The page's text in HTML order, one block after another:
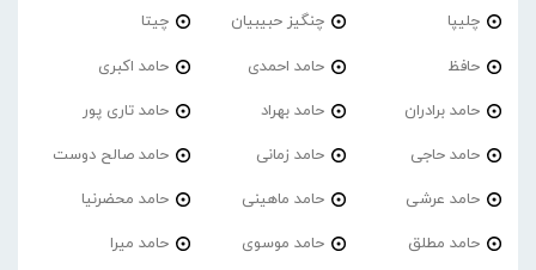
چلیپا چنگیز حبیبیان چیتا
حافظ حامد احمدی حامد اکبری
حامد برادران حامد بهراد حامد تاری پور
حامد حاجی حامد زمانی حامد صالح دوست
حامد عرشی حامد ماهینی حامد محضرنیا
حامد مطلق حامد موسوی حامد میرا